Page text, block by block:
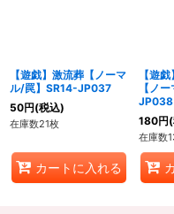
【遊戯】激流葬【ノーマ
ル/罠】SR14-JP037
50円(税込)
在庫数21枚
カートに入れる
【遊
【ノ
JP038
180円
在庫数